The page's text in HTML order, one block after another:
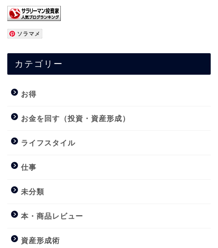
ソラマメ
カテゴリー
お得
お金を回す（投資・資産形成）
ライフスタイル
仕事
未分類
本・商品レビュー
資産形成術